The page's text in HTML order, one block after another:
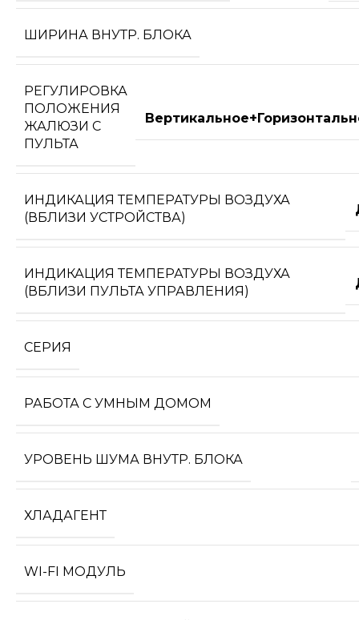
ШИРИНА ВНУТР. БЛОКА
РЕГУЛИРОВКА
ПОЛОЖЕНИЯ
ЖАЛЮЗИ С
ПУЛЬТА
ИНДИКАЦИЯ ТЕМПЕРАТУРЫ ВОЗДУХА
(ВБЛИЗИ УСТРОЙСТВА)
ИНДИКАЦИЯ ТЕМПЕРАТУРЫ ВОЗДУХА
(ВБЛИЗИ ПУЛЬТА УПРАВЛЕНИЯ)
СЕРИЯ
РАБОТА С УМНЫМ ДОМОМ
УРОВЕНЬ ШУМА ВНУТР. БЛОКА
ХЛАДАГЕНТ
WI-FI МОДУЛЬ